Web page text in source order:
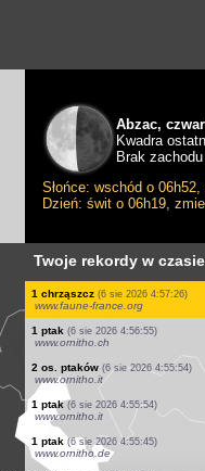
Abzac,
Kwadra
Brak
Słońce: wschód o
Dzień: świt o 06h19,
Twoje rekordy w
10 os. ptaków (6 sie 2026 4:59:54)
www.ornitho.it
1 ptak (6 sie 2026 4:59:46)
www.ornitho.de
2 os. ptaków (6 sie 2026 4:59:39)
www.ornitho.it
1 ssak (6 sie 2026 4:59:23)
www.ornitho.ch
1 ptak (6 sie 2026 4:58:23)
www.ornitho.ch